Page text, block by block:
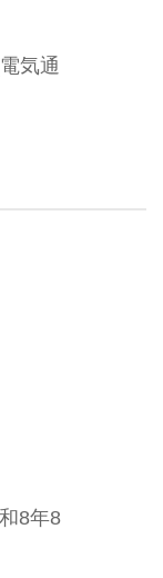
気通
8年8